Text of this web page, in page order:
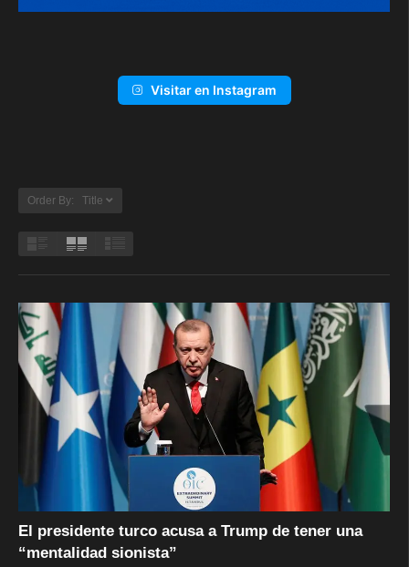
Visitar en Instagram
Order By: Title
El presidente turco acusa a Trump de tener una
“mentalidad sionista”